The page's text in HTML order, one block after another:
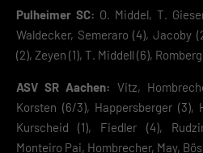
Pulheimer SC: O. Middel, T.
Waldecker, Semeraro (4), Jacoby
(2), Zeyen (1), T. Middell (6),
ASV SR Aachen: Vitz,
Korsten (6/3), Happersberger (3),
Kurscheid (1), Fiedler (4),
Monteiro Pai, Hombrecher, May,